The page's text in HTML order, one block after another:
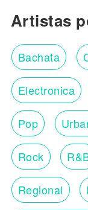
Artistas
Bachata
Electronica
Pop
Rock
Regional